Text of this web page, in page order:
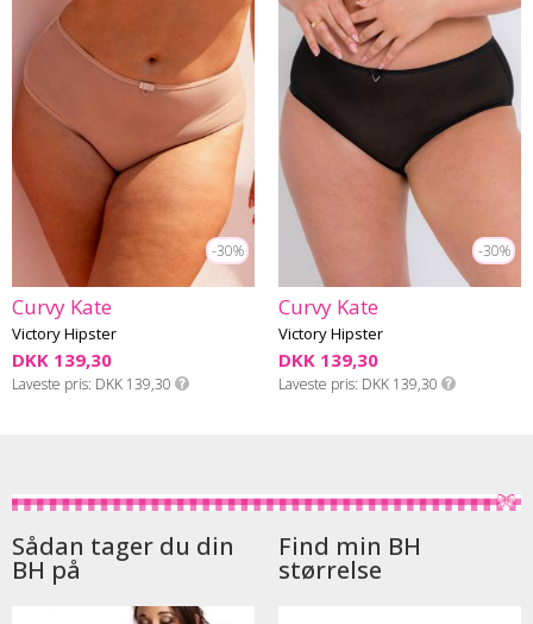
-30%
Curvy Kate
Victory Hipster
DKK 139,30
Laveste pris DKK 139,30
-30%
Curvy Kate
Victory Hipster
DKK 139,30
Laveste pris DKK 139,30
Sådan tager du din
BH på
Find min BH
størrelse